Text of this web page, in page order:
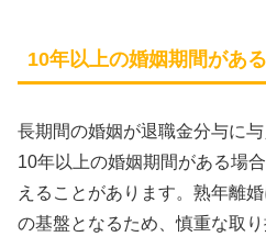
10年以上の婚姻期間があ
長期間の婚姻が退職金分与に
10年以上の婚姻期間がある場
えることがあります。熟年離
の基盤となるため、慎重な取り